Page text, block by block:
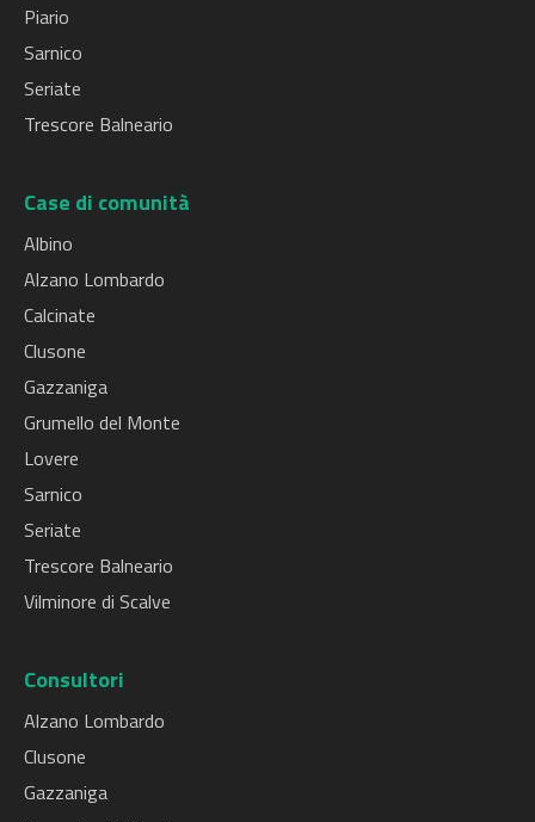
Piario
Sarnico
Seriate
Trescore Balneario
Case di comunità
Albino
Alzano Lombardo
Calcinate
Clusone
Gazzaniga
Grumello del Monte
Lovere
Sarnico
Seriate
Trescore Balneario
Vilminore di Scalve
Consultori
Alzano Lombardo
Clusone
Gazzaniga